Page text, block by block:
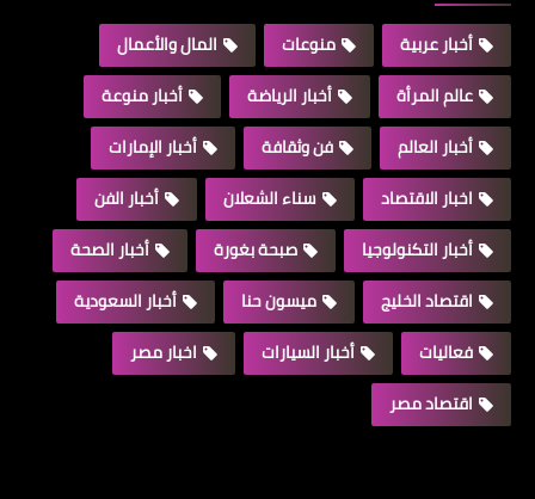
أخبار عربية منوعات
المال والأعمال
عالم المرأة
أخبار الرياضة
أخبار منوعة
أخبار العالم
فن وثقافة
أخبار الإمارات
اخبار الاقتصاد
سناء الشعلان
أخبار الفن
أخبار التكنولوجيا
صبحة بغورة
أخبار الصحة
اقتصاد الخليج
ميسون حنا
أخبار السعودية
فعاليات
أخبار السيارات
اخبار مصر
اقتصاد مصر